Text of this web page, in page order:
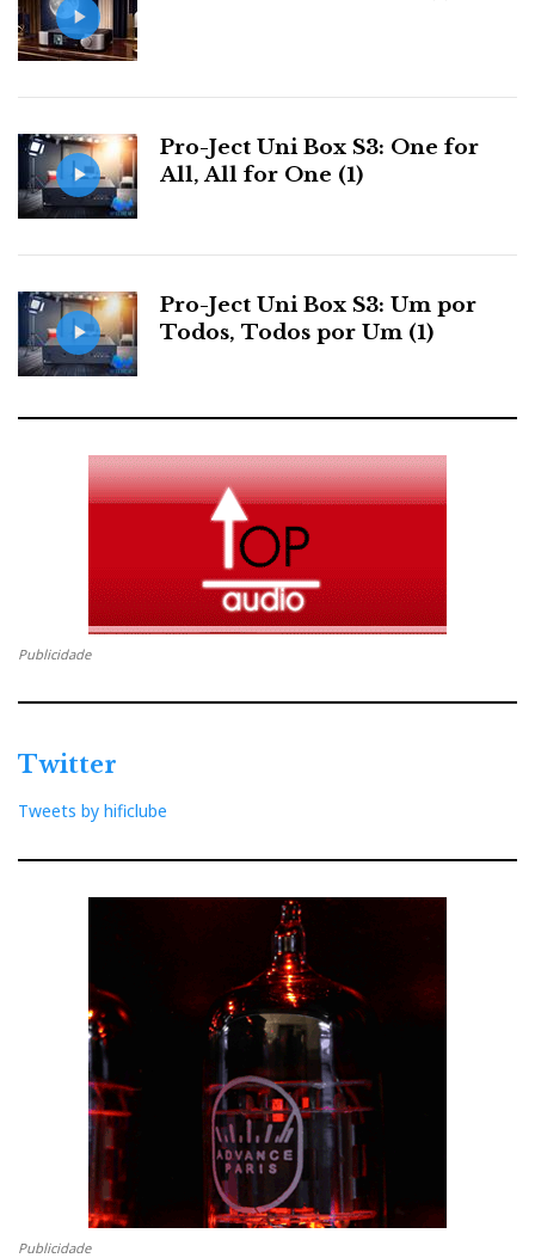
b
o
t
e
l
e
e
n
t
e
r
e
s
Pro-Ject Uni Box S3: One for
All, All for One (1)
Pro-Ject Uni Box S3: Um por
Todos, Todos por Um (1)
Publicidade
Twitter
Tweets by hificlube
Publicidade